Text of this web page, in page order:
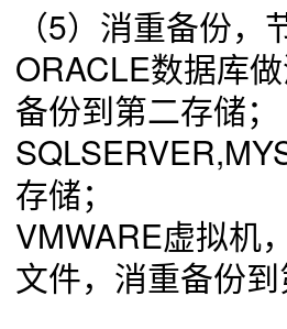
（5） 消重备份，
ORACLE数据库
备份到第二存储；
存储；
VMWARE虚拟机
文件，消重备份到